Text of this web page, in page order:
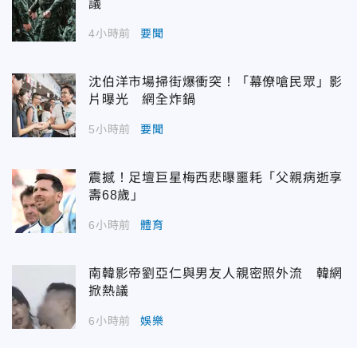
議
4小時前 要聞
沈伯洋市場掃街爆衝突！「幕僚嗆民眾」影
片曝光 網全炸鍋
5小時前 要聞
震撼！足壇巨星梅西悲曝噩耗「父親病逝享
壽68歲」
6小時前 體育
南韓影帝劉亞仁與男友人親密照外流 韓網
掀熱議
6小時前 娛樂